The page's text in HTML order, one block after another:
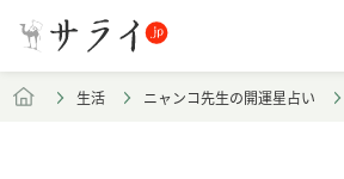
生活 ニャンコ先生の開運星占い